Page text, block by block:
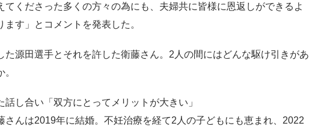
てくださった多くの方々の為にも、夫婦共に皆様に恩返しができるよ
ます」とコメントを発表した。
た源田選手とそれを許した衛藤さん。2人の間にはどんな駆け引きがあ
話し合い「双方にとってメリットが大きい」
さんは2019年に結婚。不妊治療を経て2人の子どもにも恵まれ、2022